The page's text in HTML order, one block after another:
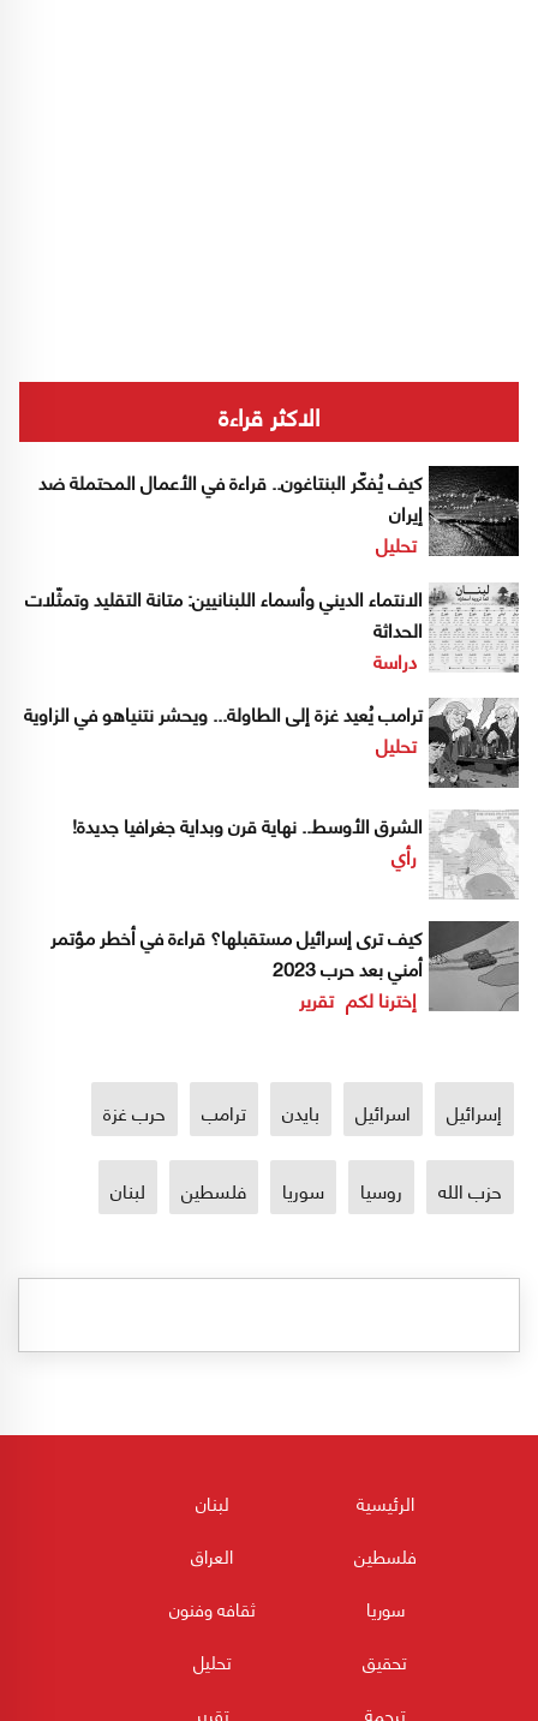
الاكثر قراءة
كيف يُفكّر البنتاغون.. قراءة في الأعمال المحتملة ضد
إيران
تحليل
الانتماء الديني وأسماء اللبنانيين: متانة التقليد وتمثّلات
الحداثة
دراسة
ترامب يُعيد غزة إلى الطاولة... ويحشر نتنياهو في الزاوية
تحليل
الشرق الأوسط.. نهاية قرن وبداية جغرافيا جديدة!
رأي
كيف ترى إسرائيل مستقبلها؟ قراءة في أخطر مؤتمر
أمني بعد حرب 2023
إخترنا لكم تقرير
إسرائيل اسرائيل بايدن ترامب حرب غزة
حزب الله روسيا سوريا فلسطين لبنان
الرئيسية
لبنان
فلسطين
العراق
سوريا
ثقافه وفنون
تحقيق
تحليل
ترجمة
تقرير